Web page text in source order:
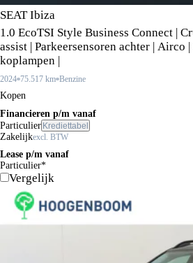
SEAT Ibiza
1.0 EcoTSI Style Business Connect |
assist | Parkeersensoren achter | Airco
koplampen |
2024 75.517 km Benzine
Kopen
Financieren p/m vanaf
Particulier Krediettabel
Zakelijkexcl. BTW
Lease p/m vanaf
Particulier*
Vergelijk